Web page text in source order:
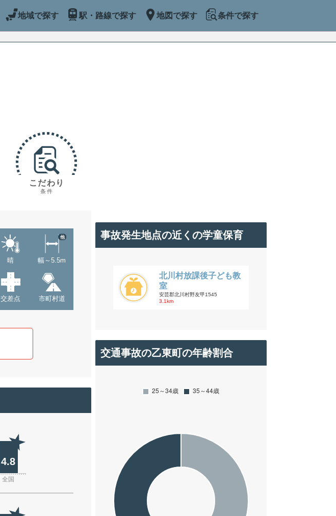
地域で探す 駅・路線で探す 地図で探す 条件で探す
こだわり
条件
晴 幅～5.5m
他
交差点 市町村道
4.8
全国
事故発生地点の近くの学童保育
北川村放課後子ども教
室
安芸郡北川村野友甲1545
3.1km
交通事故の乙東町の年齢割合